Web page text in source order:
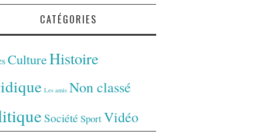
CATÉGORIES
CultureHistoire
Les amis Non classé
Société SportVidéo